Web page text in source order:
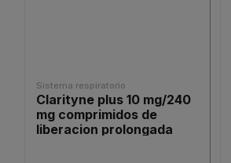
Sistema respiratorio
Clarityne plus 10 mg/240
mg comprimidos de
liberacion prolongada